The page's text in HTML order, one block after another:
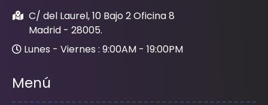
C/ del Laurel, 10 Bajo 2 Oficina 8
Madrid - 28005.
Lunes - Viernes : 9:00AM - 19:00PM
Menú